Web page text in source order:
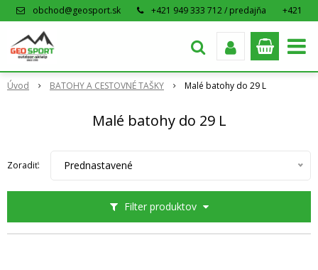
obchod@geosport.sk +421 949 333 712 / predajňa
+421
Úvod BATOHY A CESTOVNÉ TAŠKY Malé batohy do 29 L
Malé batohy do 29 L
Filter produktov
Zoradiť: Prednastavené